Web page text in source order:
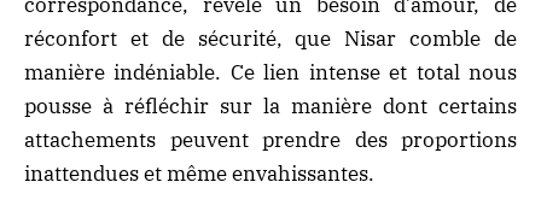
réconfort et de sécurité, que Nisar comble de
manière indéniable. Ce lien intense et total nous
pousse à réfléchir sur la manière dont certains
attachements peuvent prendre des proportions
inattendues et même envahissantes.